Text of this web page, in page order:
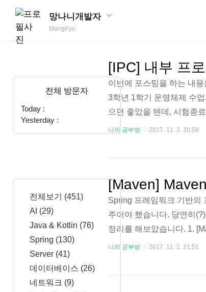
망나니개발자
MangKyu
[IPC] 내부 프
이번에 포스팅을 하는 내
3학년 1학기 운영체제 수
으면 좋았을 텐데, 시험종
보려고 합니다. 1.
나의 공부방 2017. 11. 3. 20:58
[Maven]
Spring 프레임워크 기반의
주어야 했습니다. 당연히
정리를 해보았습니다. 1.
다. Apache Maven은 자바
나의 공부방 2017. 11. 2. 21:51
전체 방문자
Today :
Yesterday :
전체보기 (451)
AI (29)
Java & Kotlin (76)
Spring (130)
Server (41)
데이터베이스 (26)
네트워크 (9)